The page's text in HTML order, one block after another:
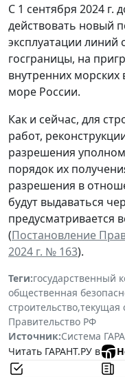
С 1 сентября 2024 г.
действовать новый
эксплуатации линий
госграницы, на
внутренних
море России.
Как и сейчас, для
работ,
разрешения
порядок их
разрешения в
будут выдаваться
предусматривается
(Постановление
2024 г. № 163).
Теги:государственный
общественная
строительство,текущая
Правительство РФ
Источник:Система
Читать ГАРАНТ.РУ в